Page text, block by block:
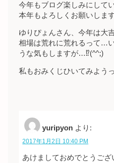
今年もブログ楽しみにして
本年もよろしくお願いしま
ゆりぴょんさん、今年は大
相場は荒れに荒れるって…
うな気もしますが…⁉︎(^^;)
私もおみくじひいてみよう
yuripyon より:
2017年1月2日 10:40 PM
あけましておめでとうござ